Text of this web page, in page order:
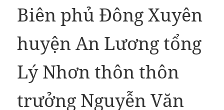
Biên phủ Đông Xuyên
huyện An Lương tổng
Lý Nhơn thôn thôn
trưởng Nguyễn Văn